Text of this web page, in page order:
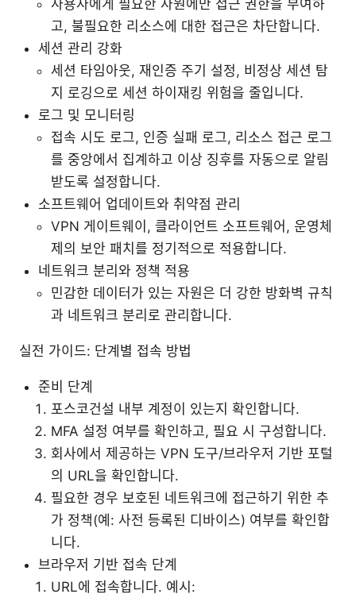
사용자에게 필요한 자원에만 접근 권한을 부여하
고, 불필요한 리소스에 대한 접근은 차단합니다.
세션 관리 강화
세션 타임아웃, 재인증 주기 설정, 비정상 세션 탐
지 로깅으로 세션 하이재킹 위험을 줄입니다.
로그 및 모니터링
접속 시도 로그, 인증 실패 로그, 리소스 접근 로그
를 중앙에서 집계하고 이상 징후를 자동으로 알림
받도록 설정합니다.
소프트웨어 업데이트와 취약점 관리
VPN 게이트웨이, 클라이언트 소프트웨어, 운영체
제의 보안 패치를 정기적으로 적용합니다.
네트워크 분리와 정책 적용
민감한 데이터가 있는 자원은 더 강한 방화벽 규칙
과 네트워크 분리로 관리합니다.
실전 가이드: 단계별 접속 방법
준비 단계
포스코건설 내부 계정이 있는지 확인합니다.
MFA 설정 여부를 확인하고, 필요 시 구성합니다.
회사에서 제공하는 VPN 도구/브라우저 기반 포털
의 URL을 확인합니다.
필요한 경우 보호된 네트워크에 접근하기 위한 추
가 정책(예: 사전 등록된 디바이스) 여부를 확인합
니다.
브라우저 기반 접속 단계
URL에 접속합니다. 예시: